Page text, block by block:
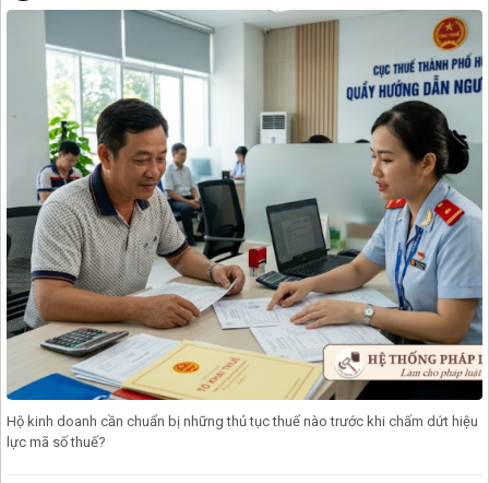
Hộ kinh doanh cần chuẩn bị những thủ tục thuế nào trước khi chấm dứt hiệu
lực mã số thuế?